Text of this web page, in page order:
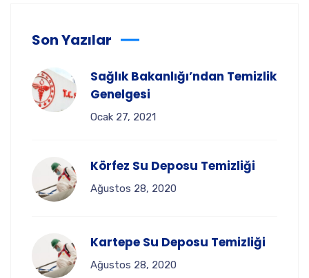
Son Yazılar
Sağlık Bakanlığı’ndan Temizlik
Genelgesi
Ocak 27, 2021
Körfez Su Deposu Temizliği
Ağustos 28, 2020
Kartepe Su Deposu Temizliği
Ağustos 28, 2020